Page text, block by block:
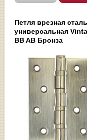
Петля врезная
универсальная
BB AB Бронза